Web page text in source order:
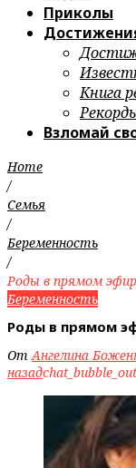
Приколы
Книга
Взломай
Home
/
Семья
/
Беременность
/
Роды в прямом
Беременность
Роды в прямом
ОтАнгелина
назад